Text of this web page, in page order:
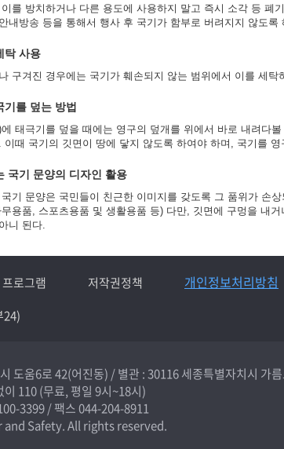
를 방치하거나 다른 용도에 사용하지 말고 즉시 소각 등 폐
내방송 등을 통해서 행사 후 국기가 함부로 버려지지 않도록
탁 사용
구겨진 경우에는 국기가 훼손되지 않는 범위에서 이를 세탁
기를 덮는 방법
에 태극기를 덮을 때에는 영구의 덮개를 위에서 바로 내려다
이때 국기의 깃면이 땅에 닿지 않도록 하여야 하며, 국기를
국기 문양의 디자인 활용
기 문양은 국민들이 친근한 이미지를 갖도록 그 품위가 손
용품, 스포츠용품 및 생활용품 등) 다만, 깃면에 구멍을 내
니 된다.
로그램 저작권정책 개인정보처리방침
24)
도움6로 42(어진동) /별관 : 30116 세종특별자치시 가
이 110(무료, 평일 9시~18시)
3399/ 팩스 044-204-8911
Safety. All rights reserved.